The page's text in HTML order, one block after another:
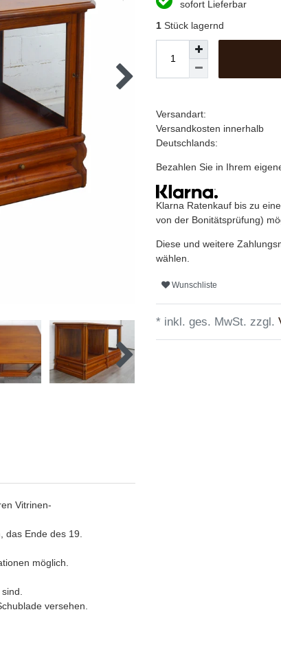
sofort Lieferbar
1 Stück lagernd
Versandart:
Versandkosten innerhalb
Deutschlands:
Bezahlen Sie in Ihrem
Klarna Ratenkauf bis zu
von der Bonitätsprüfung)
Diese und weitere
wählen.
Wunschliste
* inkl. ges. MwSt. zzgl.
Vitrinen-
das Ende des 19.
möglich.
versehen.